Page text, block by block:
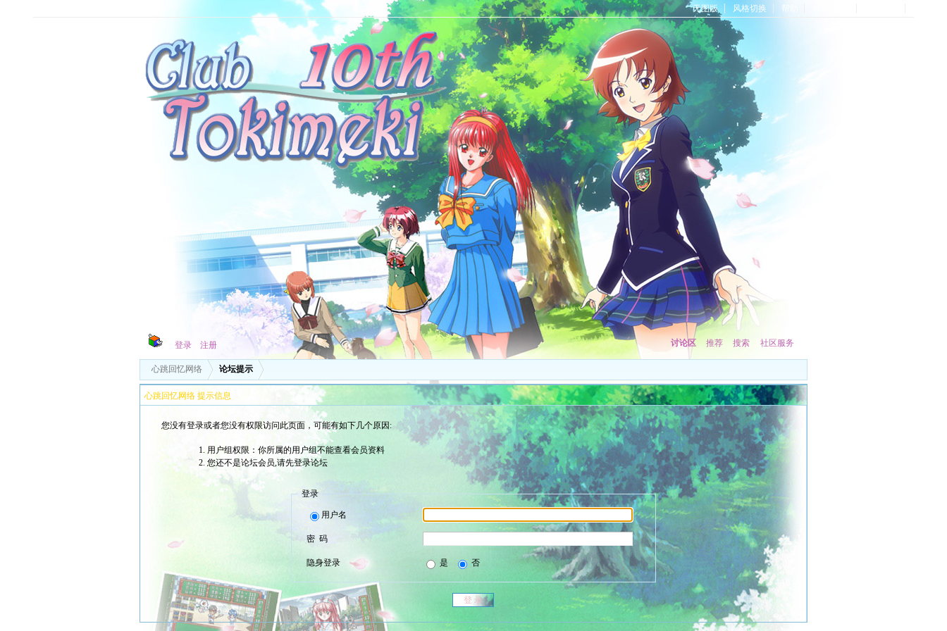
无图版 风格切换 帮助
登录 注册 讨论区 推荐 搜索 社区服务
心跳回忆网络 论坛提示
心跳回忆网络 提示信息
您没有登录或者您没有权限访问此页面，可能有如下几个原因:
用户组权限：你所属的用户组不能查看会员资料
您还不是论坛会员,请先登录论坛
登录
用户名
密 码
隐身登录 是 否